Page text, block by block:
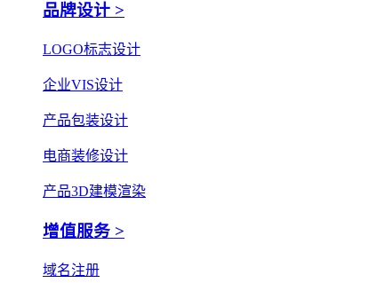
品牌设计 >
LOGO标志设计
企业VIS设计
产品包装设计
电商装修设计
产品3D建模渲染
增值服务 >
域名注册